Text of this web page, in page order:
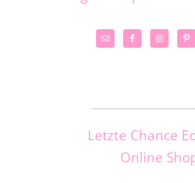
Letzte Chance
Online